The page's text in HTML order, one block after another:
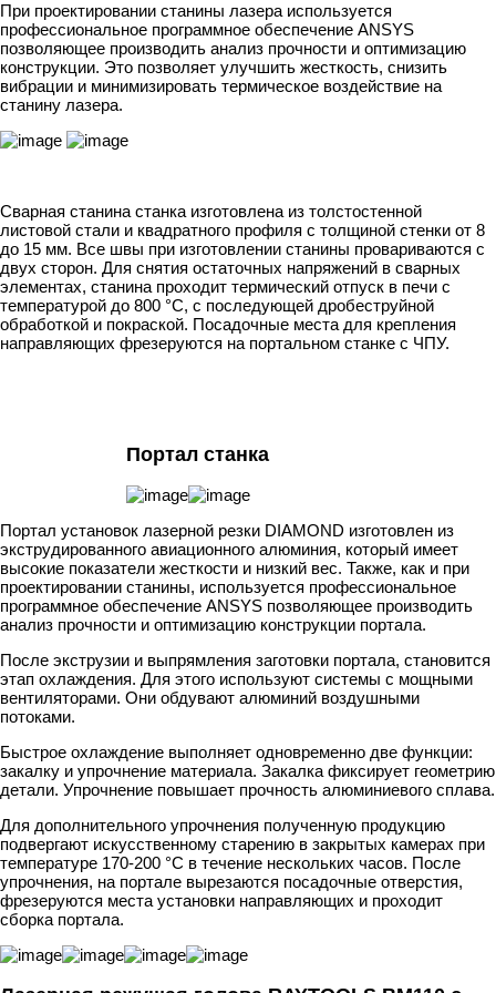
При проектировании станины лазера используется
профессиональное программное обеспечение ANSYS
позволяющее производить анализ прочности и оптимизацию
конструкции. Это позволяет улучшить жесткость, снизить
вибрации и минимизировать термическое воздействие на
станину лазера.
Сварная станина станка изготовлена из толстостенной
листовой стали и квадратного профиля с толщиной стенки от 8
до 15 мм. Все швы при изготовлении станины провариваются с
двух сторон. Для снятия остаточных напряжений в сварных
элементах, станина проходит термический отпуск в печи с
температурой до 800 °С, с последующей дробеструйной
обработкой и покраской. Посадочные места для крепления
направляющих фрезеруются на портальном станке с ЧПУ.
Портал станка
Портал установок лазерной резки DIAMOND изготовлен из
экструдированного авиационного алюминия, который имеет
высокие показатели жесткости и низкий вес. Также, как и при
проектировании станины, используется профессиональное
программное обеспечение ANSYS позволяющее производить
анализ прочности и оптимизацию конструкции портала.
После экструзии и выпрямления заготовки портала, становится
этап охлаждения. Для этого используют системы с мощными
вентиляторами. Они обдувают алюминий воздушными
потоками.
Быстрое охлаждение выполняет одновременно две функции:
закалку и упрочнение материала. Закалка фиксирует геометрию
детали. Упрочнение повышает прочность алюминиевого сплава.
Для дополнительного упрочнения полученную продукцию
подвергают искусственному старению в закрытых камерах при
температуре 170-200 °C в течение нескольких часов. После
упрочнения, на портале вырезаются посадочные отверстия,
фрезеруются места установки направляющих и проходит
сборка портала.